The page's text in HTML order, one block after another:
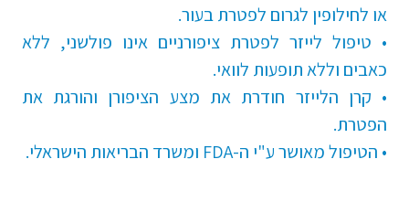
או לחילופין לגרום לפטרת בעור.
• טיפול לייזר לפטרת ציפורניים אינו פולשני, ללא
כאבים וללא תופעות לוואי.
• קרן הלייזר חודרת את מצע הציפורן והורגת את
הפטרת.
• הטיפול מאושר ע"י ה-FDA ומשרד הבריאות הישראלי.